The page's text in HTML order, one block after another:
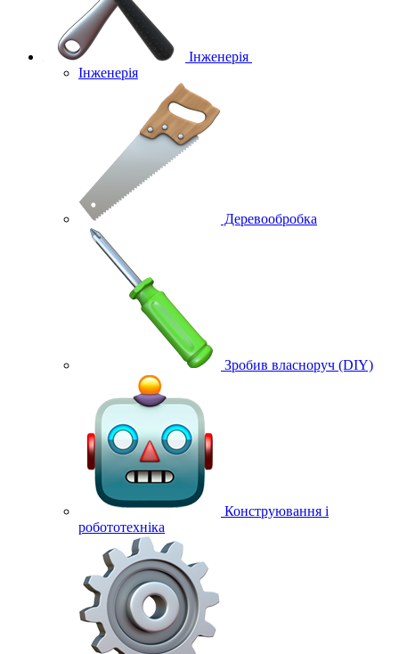
Інженерія
Інженерія
Деревообробка
Зробив власноруч (DIY)
Конструювання і
робототехніка